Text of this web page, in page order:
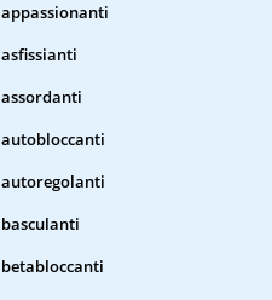
appassionanti
asfissianti
assordanti
autobloccanti
autoregolanti
basculanti
betabloccanti